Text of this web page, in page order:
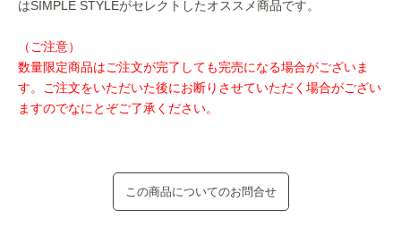
はSIMPLE STYLEがセレクトしたオススメ商品です。
（ご注意）
数量限定商品はご注文が完了しても完売になる場合がございま
す。ご注文をいただいた後にお断りさせていただく場合がござい
ますのでなにとぞご了承ください。
この商品についてのお問合せ